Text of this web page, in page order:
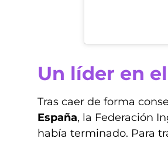
Un líder en
Tras caer de forma
España, la Federación
había terminado. Para